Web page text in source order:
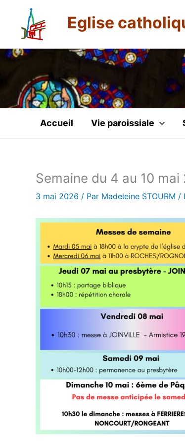
contenu
Eglise
Accueil Vie paroissiale
Semaine du 4 au 10
3 mai 2026 / Par Madeleine STOURM /